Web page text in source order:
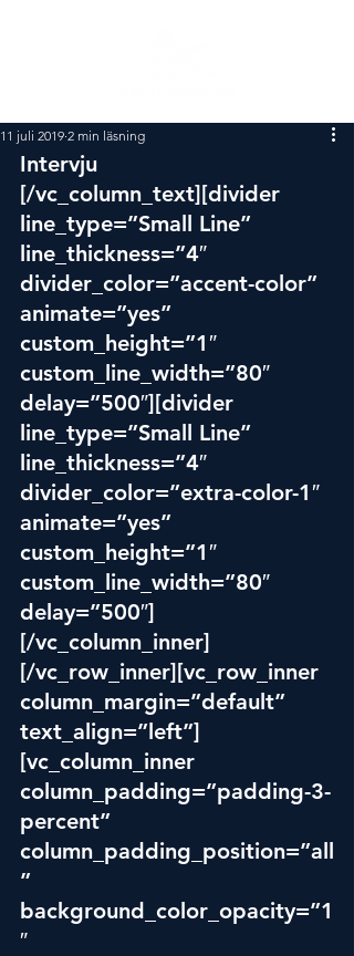
11 juli 2019 2 min läsning
Intervju
[/vc_column_text][divider
line_type=”Small Line”
line_thickness=”4″
divider_color=”accent-color”
animate=”yes”
custom_height=”1″
custom_line_width=”80″
delay=”500″][divider
line_type=”Small Line”
line_thickness=”4″
divider_color=”extra-color-1″
animate=”yes”
custom_height=”1″
custom_line_width=”80″
delay=”500″]
[/vc_column_inner]
[/vc_row_inner][vc_row_inner
column_margin=”default”
text_align=”left”]
[vc_column_inner
column_padding=”padding-3-
percent”
column_padding_position=”all
”
background_color_opacity=”1
″